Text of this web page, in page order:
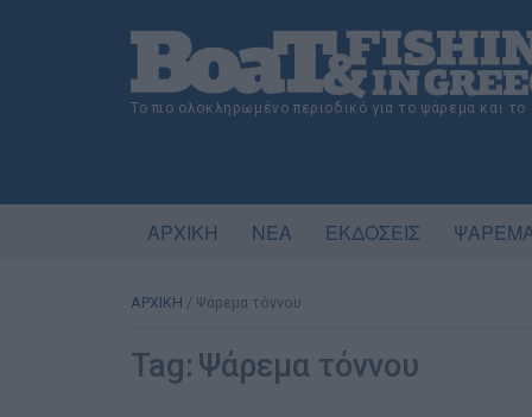
Το πιο ολοκληρωμένο περιοδικό για το ψάρεμα και
ΑΡΧΙΚΗ ΝΕΑ ΕΚΔΟΣΕΙΣ
ΑΡΧΙΚΗ / Ψάρεμα τόννου
Tag: Ψάρεμα τόννου